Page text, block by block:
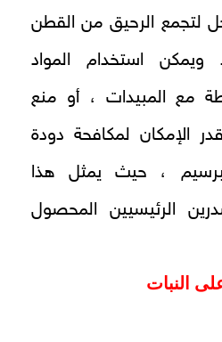
لتجمع الرحيق من القطن
استخدام المواد
مع المبيدات ، أو منع
الإمكان لمكافحة دودة
، حيث يمثل هذا
الرئيسيين المحصول
النبات